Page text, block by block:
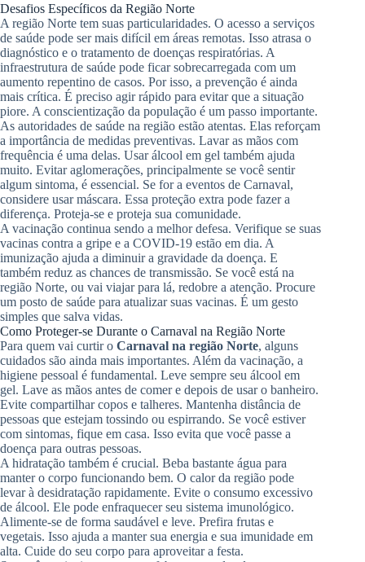
Desafios Específicos da Região Norte
A região Norte tem suas particularidades. O acesso a serviços
de saúde pode ser mais difícil em áreas remotas. Isso atrasa o
diagnóstico e o tratamento de doenças respiratórias. A
infraestrutura de saúde pode ficar sobrecarregada com um
aumento repentino de casos. Por isso, a prevenção é ainda
mais crítica. É preciso agir rápido para evitar que a situação
piore. A conscientização da população é um passo importante.
As autoridades de saúde na região estão atentas. Elas reforçam
a importância de medidas preventivas. Lavar as mãos com
frequência é uma delas. Usar álcool em gel também ajuda
muito. Evitar aglomerações, principalmente se você sentir
algum sintoma, é essencial. Se for a eventos de Carnaval,
considere usar máscara. Essa proteção extra pode fazer a
diferença. Proteja-se e proteja sua comunidade.
A vacinação continua sendo a melhor defesa. Verifique se suas
vacinas contra a gripe e a COVID-19 estão em dia. A
imunização ajuda a diminuir a gravidade da doença. E
também reduz as chances de transmissão. Se você está na
região Norte, ou vai viajar para lá, redobre a atenção. Procure
um posto de saúde para atualizar suas vacinas. É um gesto
simples que salva vidas.
Como Proteger-se Durante o Carnaval na Região Norte
Para quem vai curtir o Carnaval na região Norte, alguns
cuidados são ainda mais importantes. Além da vacinação, a
higiene pessoal é fundamental. Leve sempre seu álcool em
gel. Lave as mãos antes de comer e depois de usar o banheiro.
Evite compartilhar copos e talheres. Mantenha distância de
pessoas que estejam tossindo ou espirrando. Se você estiver
com sintomas, fique em casa. Isso evita que você passe a
doença para outras pessoas.
A hidratação também é crucial. Beba bastante água para
manter o corpo funcionando bem. O calor da região pode
levar à desidratação rapidamente. Evite o consumo excessivo
de álcool. Ele pode enfraquecer seu sistema imunológico.
Alimente-se de forma saudável e leve. Prefira frutas e
vegetais. Isso ajuda a manter sua energia e sua imunidade em
alta. Cuide do seu corpo para aproveitar a festa.